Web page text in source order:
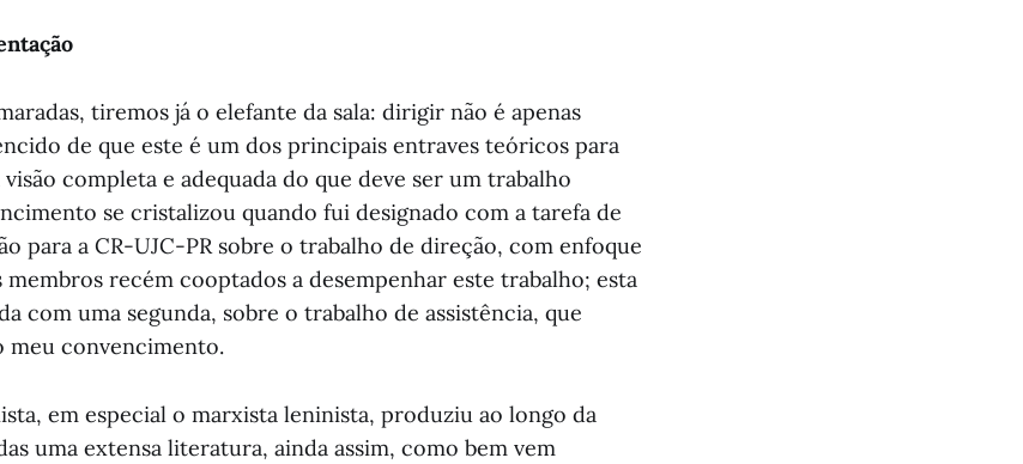
tiremos já o elefante da sala: dirigir não é apenas
de que este é um dos principais entraves teóricos para
completa e adequada do que deve ser um trabalho
se cristalizou quando fui designado com a tarefa de
para a CR-UJC-PR sobre o trabalho de direção, com enfoque
membros recém cooptados a desempenhar este trabalho; esta
com uma segunda, sobre o trabalho de assistência, que
meu convencimento.
em especial o marxista leninista, produziu ao longo da
uma extensa literatura, ainda assim, como bem vem